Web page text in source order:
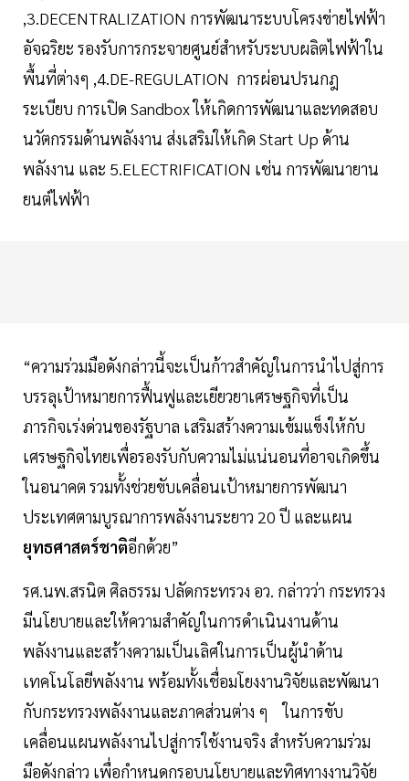
,3.DECENTRALIZATION การพัฒนาระบบโครงข่ายไฟฟ้า
อัจฉริยะ รองรับการกระจายศูนย์สำหรับระบบผลิตไฟฟ้าใน
พื้นที่ต่างๆ ,4.DE-REGULATION การผ่อนปรนกฎ
ระเบียบ การเปิด Sandbox ให้เกิดการพัฒนาและทดสอบ
นวัตกรรมด้านพลังงาน ส่งเสริมให้เกิด Start Up ด้าน
พลังงาน และ 5.ELECTRIFICATION เช่น การพัฒนายาน
ยนต์ไฟฟ้า
“ความร่วมมือดังกล่าวนี้จะเป็นก้าวสำคัญในการนำไปสู่การ
บรรลุเป้าหมายการฟื้นฟูและเยียวยาเศรษฐกิจที่เป็น
ภารกิจเร่งด่วนของรัฐบาล เสริมสร้างความเข้มแข็งให้กับ
เศรษฐกิจไทยเพื่อรองรับกับความไม่แน่นอนที่อาจเกิดขึ้น
ในอนาคต รวมทั้งช่วยขับเคลื่อนเป้าหมายการพัฒนา
ประเทศตามบูรณาการพลังงานระยาว 20 ปี และแผน
ยุทธศาสตร์ชาติอีกด้วย”
รศ.นพ.สรนิต ศิลธรรม ปลัดกระทรวง อว. กล่าวว่า กระทรวง
มีนโยบายและให้ความสำคัญในการดำเนินงานด้าน
พลังงานและสร้างความเป็นเลิศในการเป็นผู้นำด้าน
เทคโนโลยีพลังงาน พร้อมทั้งเชื่อมโยงงานวิจัยและพัฒนา
กับกระทรวงพลังงานและภาคส่วนต่าง ๆ ในการขับ
เคลื่อนแผนพลังงานไปสู่การใช้งานจริง สำหรับความร่วม
มือดังกล่าว เพื่อกำหนดกรอบนโยบายและทิศทางงานวิจัย